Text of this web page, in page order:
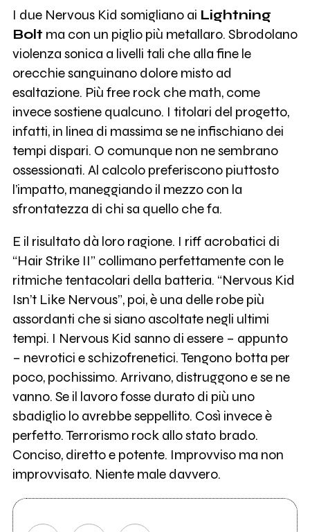
I due Nervous Kid somigliano ai Lightning
Bolt ma con un piglio più metallaro. Sbrodolano
violenza sonica a livelli tali che alla fine le
orecchie sanguinano dolore misto ad
esaltazione. Più free rock che math, come
invece sostiene qualcuno. I titolari del progetto,
infatti, in linea di massima se ne infischiano dei
tempi dispari. O comunque non ne sembrano
ossessionati. Al calcolo preferiscono piuttosto
l’impatto, maneggiando il mezzo con la
sfrontatezza di chi sa quello che fa.
E il risultato dà loro ragione. I riff acrobatici di
“Hair Strike II” collimano perfettamente con le
ritmiche tentacolari della batteria. “Nervous Kid
Isn’t Like Nervous”, poi, è una delle robe più
assordanti che si siano ascoltate negli ultimi
tempi. I Nervous Kid sanno di essere – appunto
– nevrotici e schizofrenetici. Tengono botta per
poco, pochissimo. Arrivano, distruggono e se ne
vanno. Se il lavoro fosse durato di più uno
sbadiglio lo avrebbe seppellito. Così invece è
perfetto. Terrorismo rock allo stato brado.
Conciso, diretto e potente. Improvviso ma non
improvvisato. Niente male davvero.